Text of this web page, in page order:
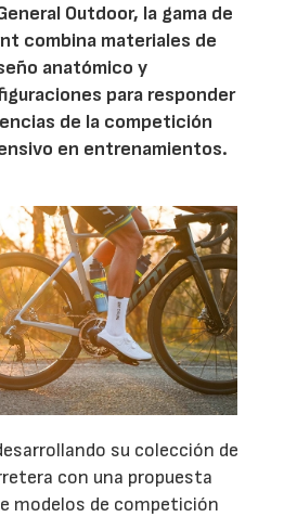
Outdoor, la gama de
combina materiales de
anatómico y
para responder
de la competición
en entrenamientos.
su colección de
con una propuesta
modelos de competición